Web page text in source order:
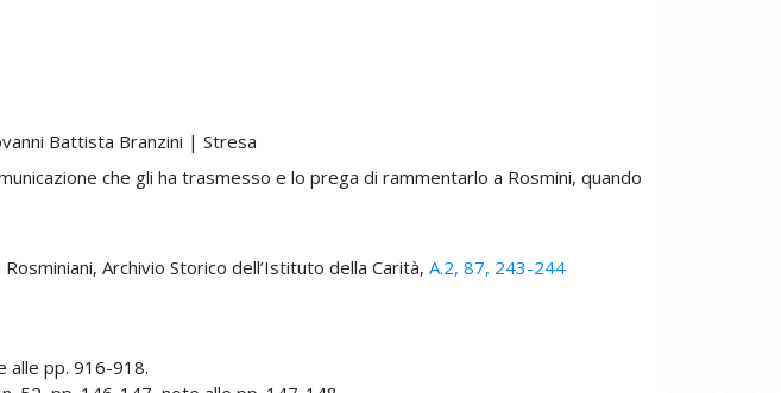
Battista Branzini | Stresa
che gli ha trasmesso e lo prega di rammentarlo a Rosmini, quando
Archivio Storico dell’Istituto della Carità, A.2, 87, 243-244
alle pp. 916-918.